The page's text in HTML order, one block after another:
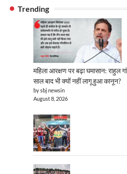
Trending
महिला आरक्षण पर बढ़ा घमासान: राहुल
साल बाद भी क्यों नहीं लागू हुआ कानून?
by sbj newsin
August 8, 2026